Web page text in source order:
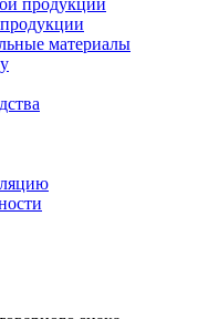
продукции
материалы